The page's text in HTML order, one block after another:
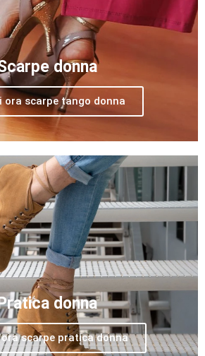
donna
ora scarpe tango donna
donna
scarpe pratica donna